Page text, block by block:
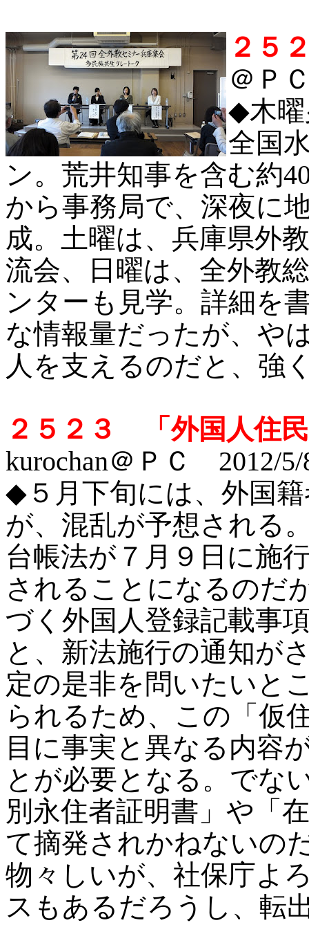
２
＠Ｐ
◆木
全国
ン。荒井知事を含む約
から事務局で、深夜に
成。土曜は、兵庫県外
流会、日曜は、全外教
ンターも見学。詳細を
な情報量だったが、や
人を支えるのだと、強
２５２３ 「外国人住
kurochan＠ＰＣ 2012/5/
◆ ５月下旬には、外国
が、混乱が予想される
台帳法が７月９日に施
されることになるのだ
づく外国人登録記載事
と、新法施行の通知が
定の是非を問いたいと
られるため、この「仮
目に事実と異なる内容
とが必要となる。でな
別永住者証明書」や「
て摘発されかねないの
物々しいが、社保庁よ
スもあるだろうし、転